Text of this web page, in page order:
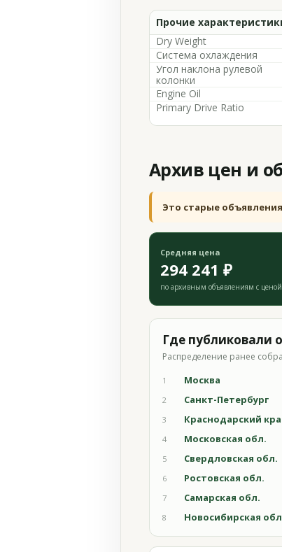
Прочие
Dry Weight
Система охлаждения
Угол наклона рулевой
колонки
Engine Oil
Primary Drive Ratio
Архив цен и
Это старые
Средняя цена
294 241 ₽
по архивным объявлениям с ценой
Где публиковали
Распределение ранее
1 Москва
2
Санкт-Петербург
3
Краснодарский
4
Московская обл.
5
Свердловская обл.
6
Ростовская обл.
7
Самарская обл.
8
Новосибирская